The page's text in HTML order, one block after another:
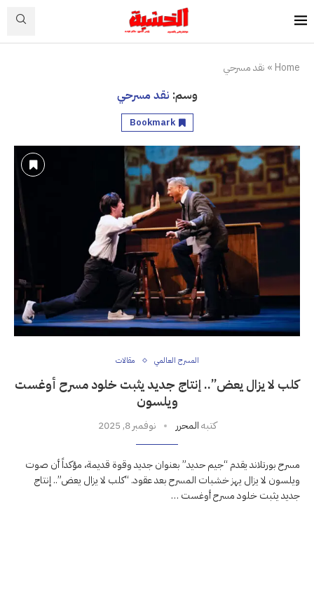
Home
» نقد مسرحي
وسم: نقد مسرحي
Bookmark
المسرح العالمي مقالات
كلب لا يزال يعض”.. إنتاج جديد يثبت خلود مسرح أوغست
ويلسون
كتبهالمحرر نوفمبر 8, 2025
مسرح بورتلاند يقدم “جيم حديد” بعنوان جديد وقوة قديمة، مؤكداً أن صوت
ويلسون لا يزال يهز خشبات المسرح بعد عقود. “كلب لا يزال يعض”.. إنتاج
جديد يثبت خلود مسرح أوغست …